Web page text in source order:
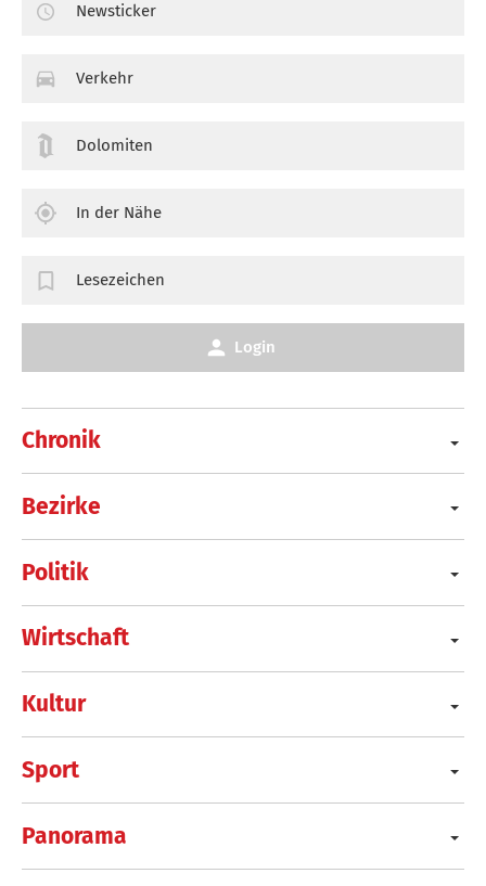
Chronik
Bezirke
Politik
Wirtschaft
Kultur
Sport
Panorama
Newsticker
Verkehr
Dolomiten
In der Nähe
Lesezeichen
Login